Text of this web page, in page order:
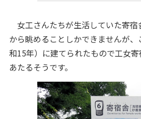
女工さんたちが生活していた寄宿
から眺めることしかできませんが
和15年）に建てられたもので工女
あたるそうです。